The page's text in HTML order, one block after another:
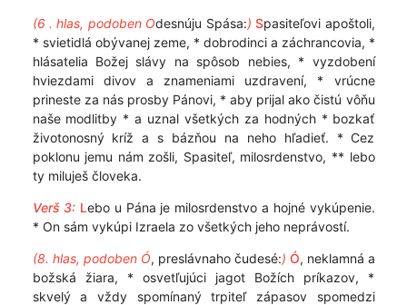
(6 . hlas, podoben Odesnúju Spása:) Spasiteľovi apoštoli,
* svietidlá obývanej zeme, * dobrodinci a záchrancovia, *
hlásatelia Božej slávy na spôsob nebies, * vyzdobení
hviezdami divov a znameniami uzdravení, * vrúcne
prineste za nás prosby Pánovi, * aby prijal ako čistú vôňu
naše modlitby * a uznal všetkých za hodných * bozkať
životonosný kríž a s bázňou na neho hľadieť. * Cez
poklonu jemu nám zošli, Spasiteľ, milosrdenstvo, ** lebo
ty miluješ človeka.
Verš 3: Lebo u Pána je milosrdenstvo a hojné vykúpenie.
* On sám vykúpi Izraela zo všetkých jeho neprávostí.
(8. hlas, podoben Ó, preslávnaho čudesé:) Ó, neklamná a
božská žiara, * osvetľujúci jagot Božích príkazov, *
skvelý a vždy spomínaný trpiteľ zápasov spomedzi